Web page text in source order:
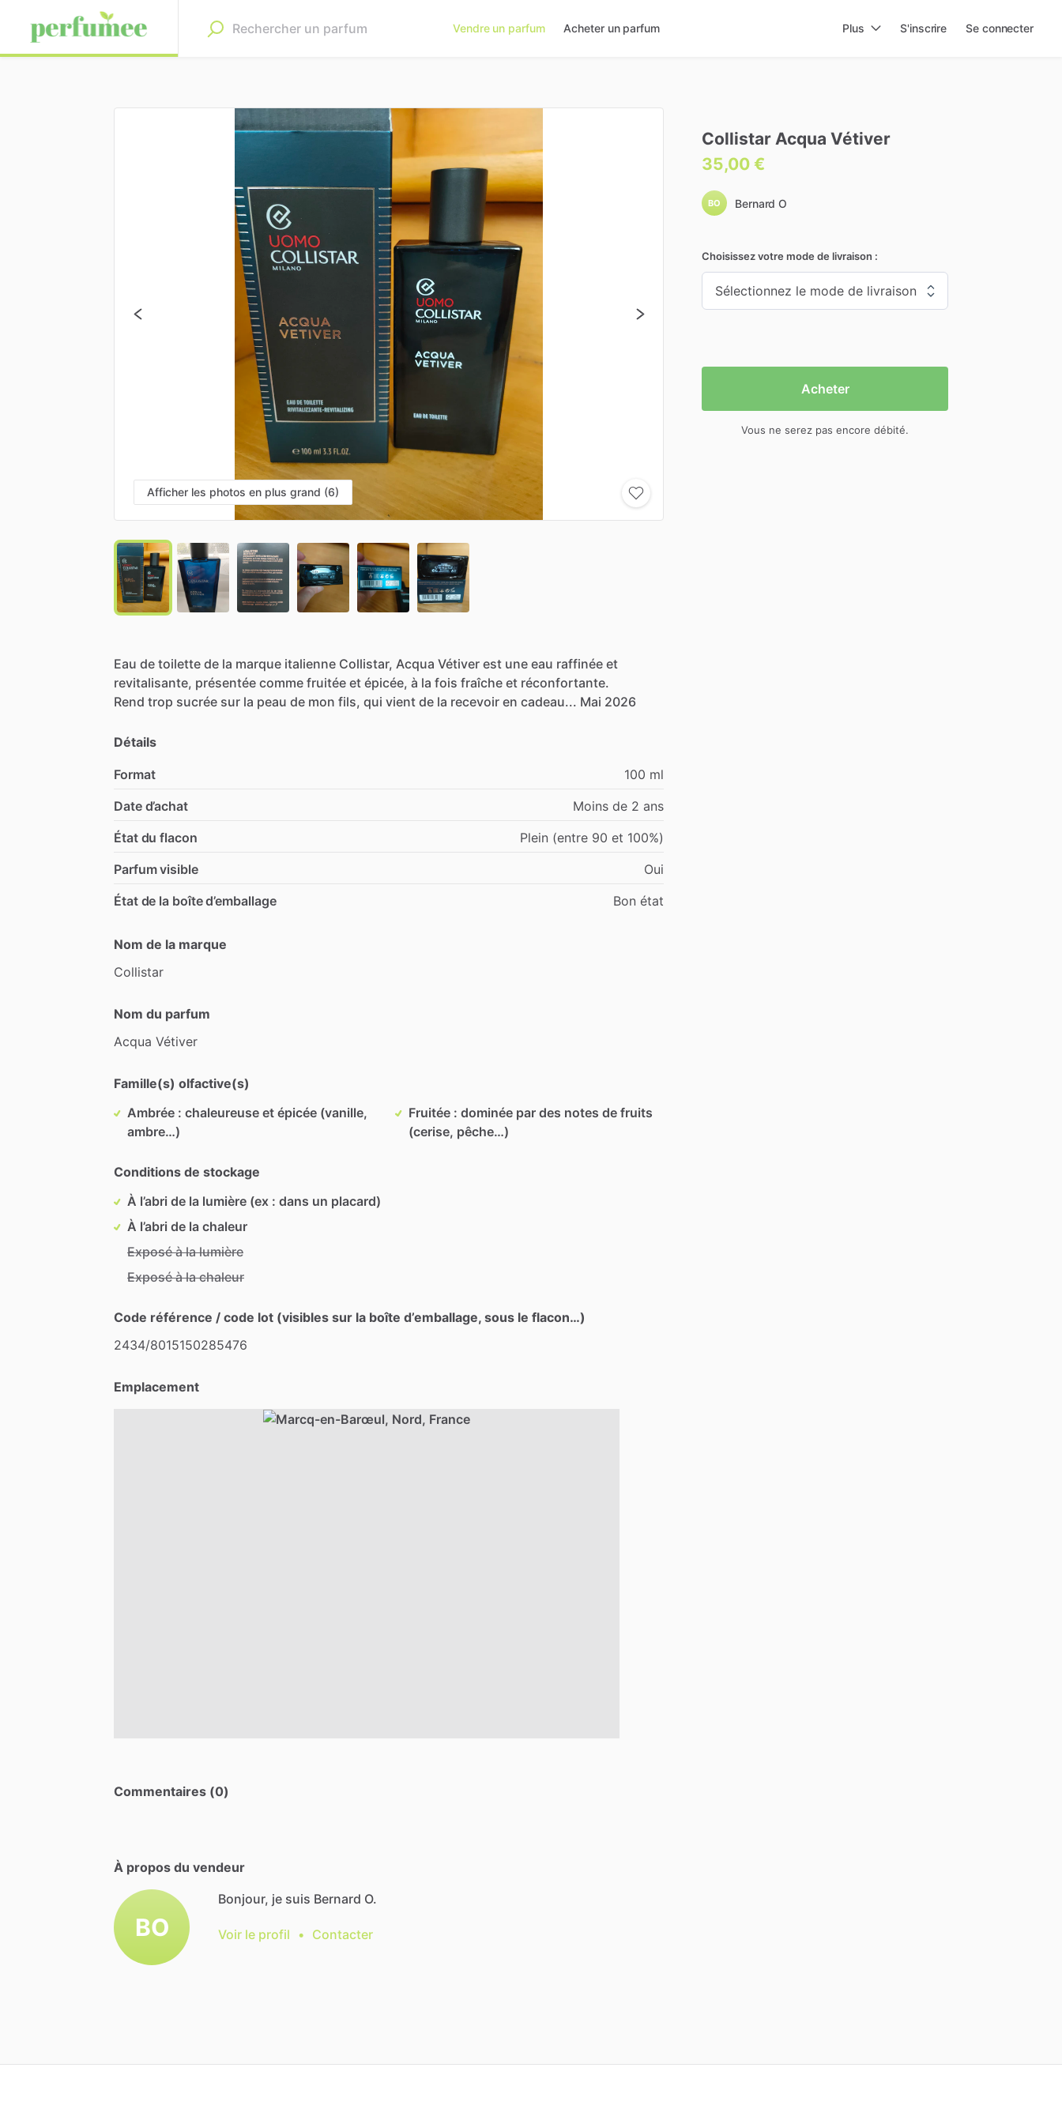
Vendre un parfum Acheter un parfum Plus S'inscrire Se connecter
Afficher les photos en plus grand (6)
Eau de toilette de la marque italienne Collistar, Acqua Vétiver est une eau raffinée et
revitalisante, présentée comme fruitée et épicée, à la fois fraîche et réconfortante.
Rend trop sucrée sur la peau de mon fils, qui vient de la recevoir en cadeau... Mai 2026
Détails
Format
100 ml
Date d’achat
Moins de 2 ans
État du flacon
Plein (entre 90 et 100%)
Parfum visible
Oui
État de la boîte d’emballage
Bon état
Nom de la marque
Collistar
Nom du parfum
Acqua Vétiver
Famille(s) olfactive(s)
Ambrée : chaleureuse et épicée (vanille,
ambre…)
Fruitée : dominée par des notes de fruits
(cerise, pêche…)
Conditions de stockage
À l’abri de la lumière (ex : dans un placard)
À l’abri de la chaleur
Exposé à la lumière
Exposé à la chaleur
Code référence / code lot (visibles sur la boîte d’emballage, sous le flacon…)
2434​/​8015150285476
Emplacement
Commentaires (0)
À propos du vendeur
BO
Bonjour, je suis Bernard O.
Voir le profil • Contacter
Collistar Acqua Vétiver
35,00 €
BO Bernard O
Choisissez votre mode de livraison :
Acheter
Vous ne serez pas encore débité.